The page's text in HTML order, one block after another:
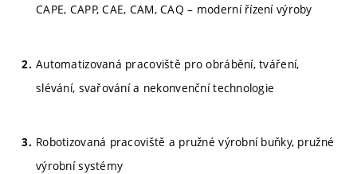
CAPE, CAPP, CAE, CAM, CAQ – moderní řízení výroby
Automatizovaná pracoviště pro obrábění, tváření,
slévání, svařování a nekonvenční technologie
Robotizovaná pracoviště a pružné výrobní buňky, pružné
výrobní systémy